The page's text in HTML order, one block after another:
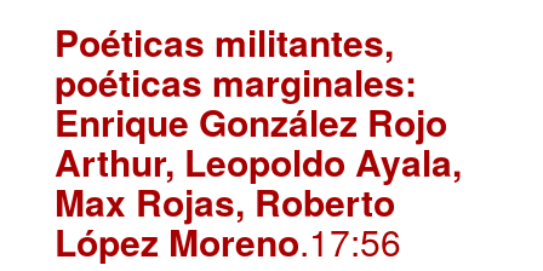
Poéticas militantes,
poéticas marginales:
Enrique González Rojo
Arthur, Leopoldo Ayala,
Max Rojas, Roberto
López Moreno.17:56